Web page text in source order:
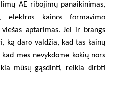
AE ribojimų panaikinimas,
elektros kainos formavimo
viešas aptarimas. Jei ir brangs
ką daro valdžia, kad tas kainų
mes nevykdome kokių nors
mūsų gąsdinti, reikia dirbti